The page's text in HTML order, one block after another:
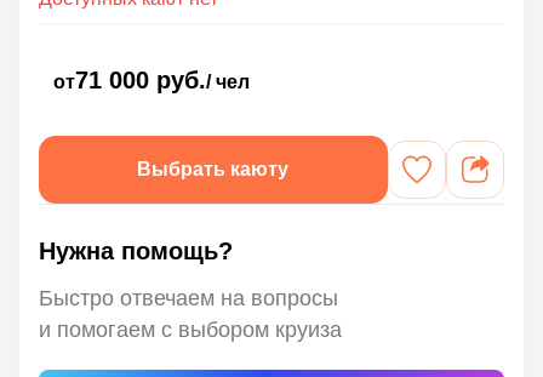
от71 000 руб./ чел
Выбрать каюту
Нужна помощь?
Быстро отвечаем на вопросы
и помогаем с выбором круиза